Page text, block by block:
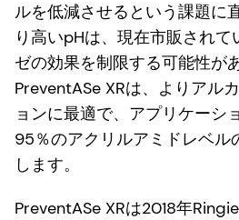
ルを低減させるという課題に
り高いpHは、現在市販され
ゼの効果を制限する可能性が
PreventASe XRは、よりアル
ョンに最適で、アプリケーシ
95％のアクリルアミドレベル
します。
PreventASe XRは2018年